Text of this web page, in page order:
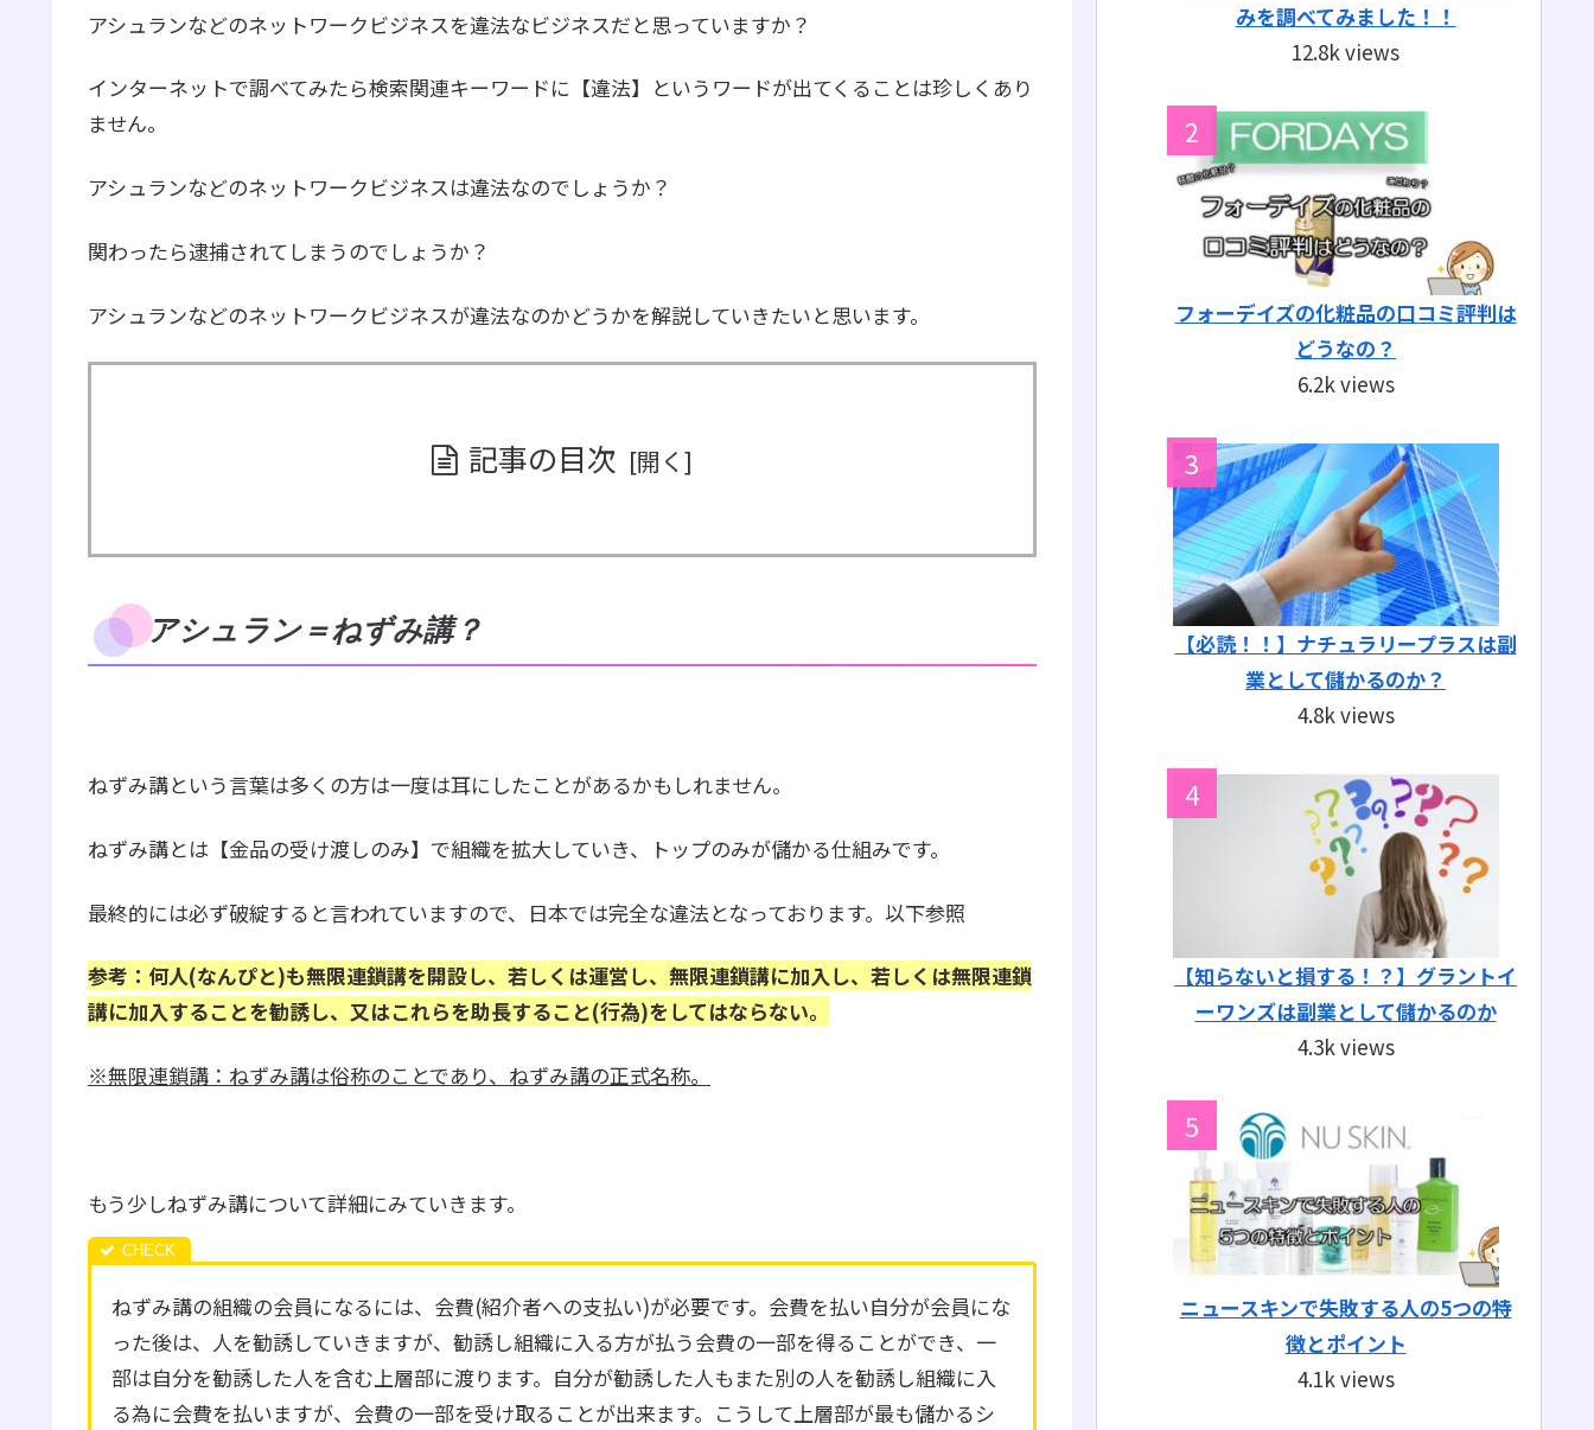
アシュランなどのネットワークビジネスを違法なビジネスだと思っていますか？
インターネットで調べてみたら検索関連キーワードに【違法】というワードが出てくることは珍しくあり
ません。
アシュランなどのネットワークビジネスは違法なのでしょうか？
関わったら逮捕されてしまうのでしょうか？
アシュランなどのネットワークビジネスが違法なのかどうかを解説していきたいと思います。
記事の目次
アシュラン＝ねずみ講？
ねずみ講という言葉は多くの方は一度は耳にしたことがあるかもしれません。
ねずみ講とは【金品の受け渡しのみ】で組織を拡大していき、トップのみが儲かる仕組みです。
最終的には必ず破綻すると言われていますので、日本では完全な違法となっております。以下参照
参考：何人(なんぴと)も無限連鎖講を開設し、若しくは運営し、無限連鎖講に加入し、若しくは無限連鎖
講に加入することを勧誘し、又はこれらを助長すること(行為)をしてはならない。
※無限連鎖講：ねずみ講は俗称のことであり、ねずみ講の正式名称。
もう少しねずみ講について詳細にみていきます。
ねずみ講の組織の会員になるには、会費(紹介者への支払い)が必要です。会費を払い自分が会員にな
った後は、人を勧誘していきますが、勧誘し組織に入る方が払う会費の一部を得ることができ、一
部は自分を勧誘した人を含む上層部に渡ります。自分が勧誘した人もまた別の人を勧誘し組織に入
る為に会費を払いますが、会費の一部を受け取ることが出来ます。こうして上層部が最も儲かるシ
みを調べてみました！！
12.8k views
フォーデイズの化粧品の口コミ評判は
どうなの？
6.2k views
【必読！！】ナチュラリープラスは副
業として儲かるのか？
4.8k views
【知らないと損する！？】グラントイ
ーワンズは副業として儲かるのか
4.3k views
ニュースキンで失敗する人の5つの特
徴とポイント
4.1k views